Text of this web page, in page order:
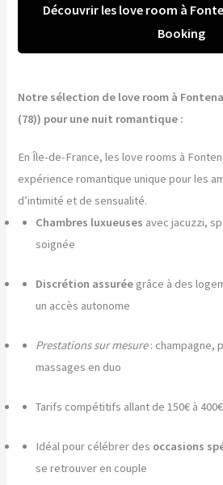
Découvrir les love room à
Booking
Notre sélection de love room à
(78)) pour une nuit romantique :
En Île-de-France, les love rooms à
expérience romantique unique pour les
d’intimité et de sensualité.
Chambres luxueuses avec jacuzzi,
soignée
Discrétion assurée grâce à des
un accès autonome
Prestations sur mesure: champagne,
massages en duo
Tarifs compétitifs allant de 150€ à
Idéal pour célébrer des occasions
se retrouver en couple